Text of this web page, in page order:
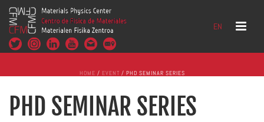
EN
HOME / EVENT / PHD SEMINAR SERIES
PHD SEMINAR SERIES